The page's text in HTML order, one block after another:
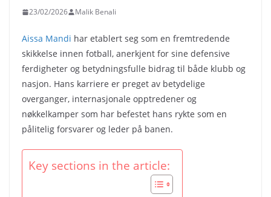
23/02/2026 Malik Benali
Aissa Mandi har etablert seg som en fremtredende
skikkelse innen fotball, anerkjent for sine defensive
ferdigheter og betydningsfulle bidrag til både klubb og
nasjon. Hans karriere er preget av betydelige
overganger, internasjonale opptredener og
nøkkelkamper som har befestet hans rykte som en
pålitelig forsvarer og leder på banen.
Key sections in the article: